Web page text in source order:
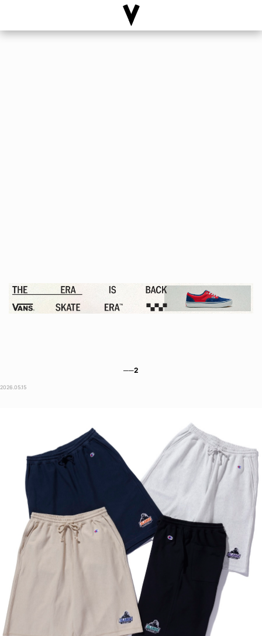
──2
2026.05.15